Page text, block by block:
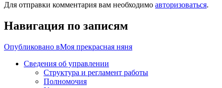
Для отправки комментария вам необходимо авторизоваться.
Навигация по записям
Опубликовано вМоя прекрасная няня
Сведения об управлении
Структура и регламент работы
Полномочия